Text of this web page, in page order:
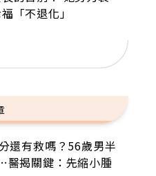
「不退化」
的家，我連作夢都
丑」走進安養院，
，分享長壽的秘密
巨蛋！連CNN都大
還有救嗎？56歲男半
揭關鍵：先縮小腫